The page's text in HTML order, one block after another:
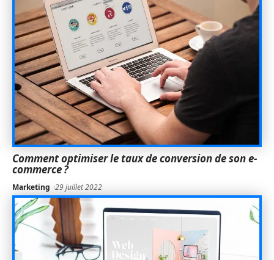
Comment optimiser le taux de conversion de son e-
commerce ?
Marketing 29 juillet 2022